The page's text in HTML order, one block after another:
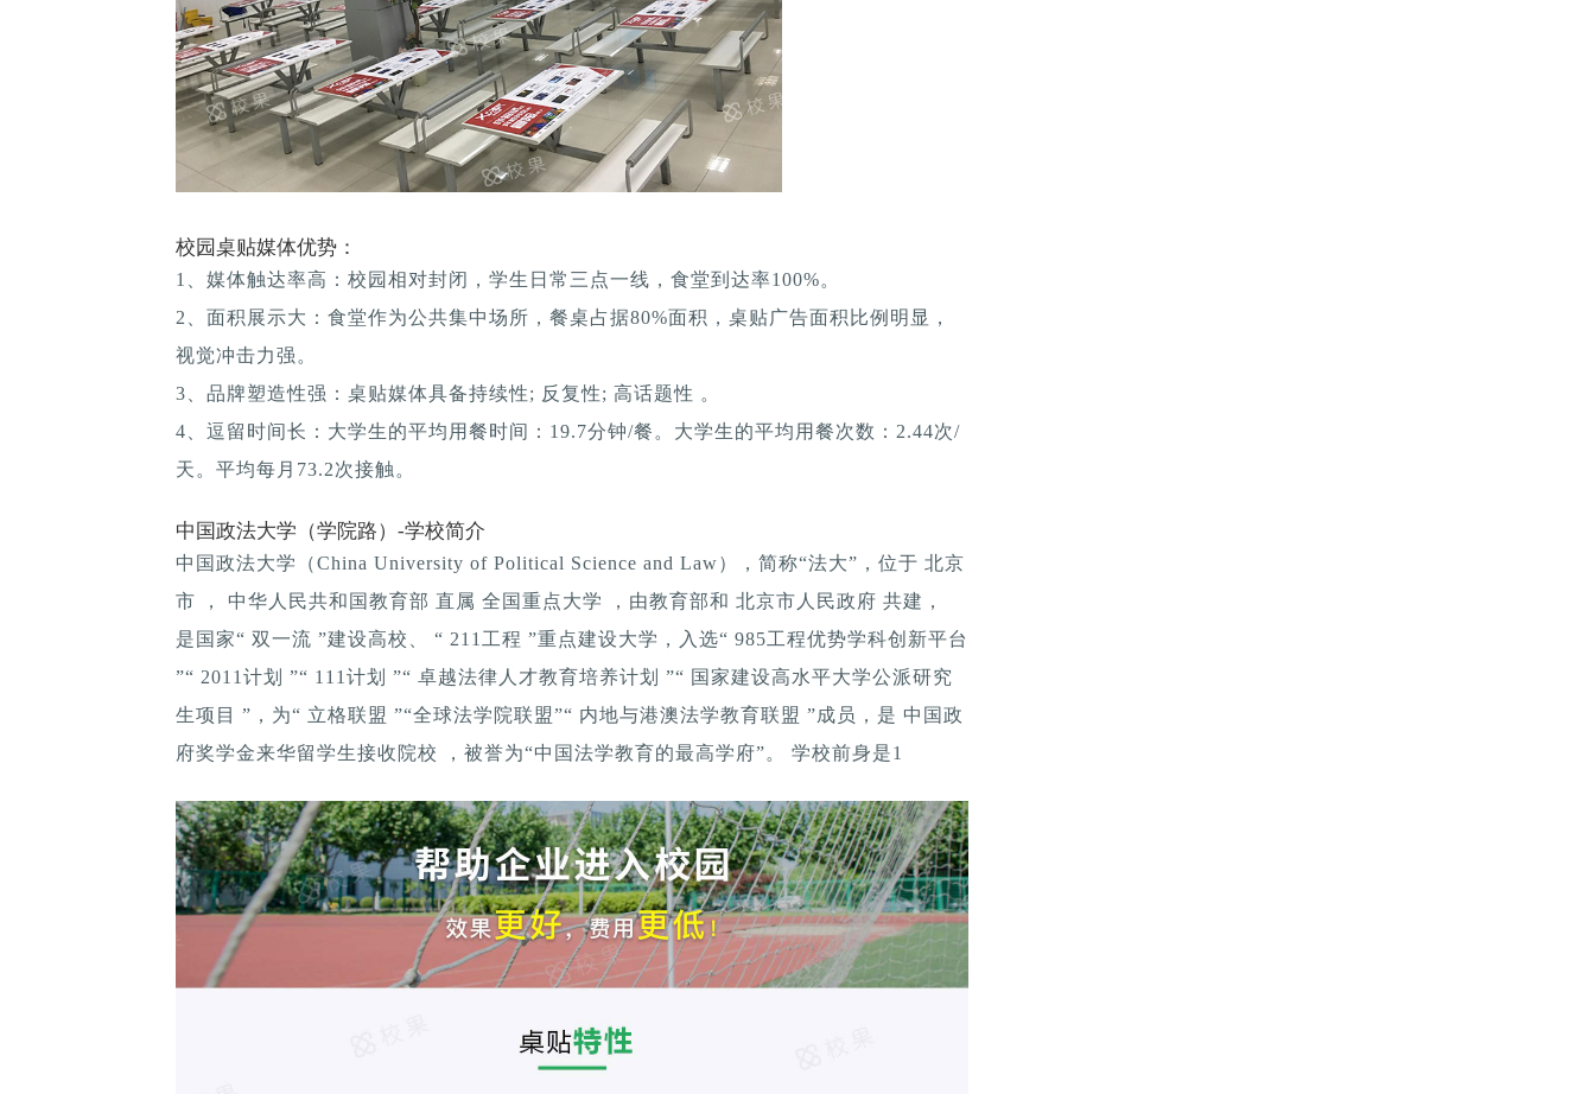
校园桌贴媒体优势：
1、媒体触达率高：校园相对封闭，学生日常三点一线，食堂到达率100%。
2、面积展示大：食堂作为公共集中场所，餐桌占据80%面积，桌贴广告面积比例明显，
视觉冲击力强。
3、品牌塑造性强：桌贴媒体具备持续性; 反复性; 高话题性 。
4、逗留时间长：大学生的平均用餐时间：19.7分钟/餐。大学生的平均用餐次数：2.44次/
天。平均每月73.2次接触。
中国政法大学（学院路）-学校简介
中国政法大学（China University of Political Science and Law），简称“法大”，位于 北京
市 ， 中华人民共和国教育部 直属 全国重点大学 ，由教育部和 北京市人民政府 共建，
是国家“ 双一流 ”建设高校、 “ 211工程 ”重点建设大学，入选“ 985工程优势学科创新平台
”“ 2011计划 ”“ 111计划 ”“ 卓越法律人才教育培养计划 ”“ 国家建设高水平大学公派研究
生项目 ”，为“ 立格联盟 ”“全球法学院联盟”“ 内地与港澳法学教育联盟 ”成员，是 中国政
府奖学金来华留学生接收院校 ，被誉为“中国法学教育的最高学府”。 学校前身是1